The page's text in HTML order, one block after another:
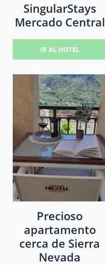
SingularStays
Mercado Central
IR AL HOTEL
Precioso
apartamento
cerca de Sierra
Nevada